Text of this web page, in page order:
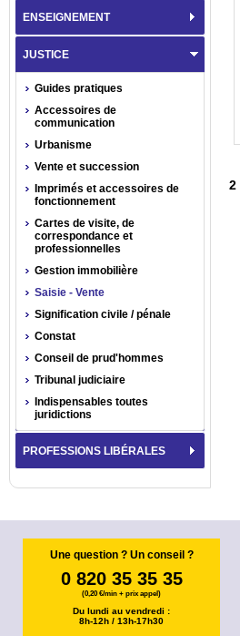
2
ENSEIGNEMENT
JUSTICE
Guides pratiques
Accessoires de
communication
Urbanisme
Vente et succession
Imprimés et accessoires de
fonctionnement
Cartes de visite, de
correspondance et
professionnelles
Gestion immobilière
Saisie - Vente
Signification civile / pénale
Constat
Conseil de prud'hommes
Tribunal judiciaire
Indispensables toutes
juridictions
PROFESSIONS LIBÉRALES
Une question ? Un conseil ?
0 820 35 35 35
(0,20 €/min + prix appel)
Du lundi au vendredi :
8h-12h / 13h-17h30